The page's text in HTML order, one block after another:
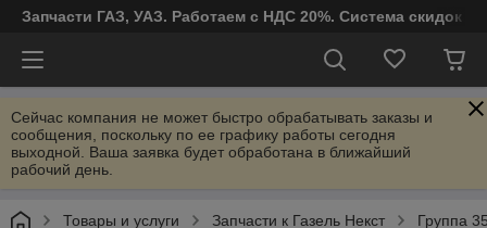
Запчасти ГАЗ, УАЗ. Работаем с НДС 20%. Система скидок
Сейчас компания не может быстро обрабатывать заказы и
сообщения, поскольку по ее графику работы сегодня
выходной. Ваша заявка будет обработана в ближайший
рабочий день.
Товары и услуги Запчасти к Газель Некст Группа